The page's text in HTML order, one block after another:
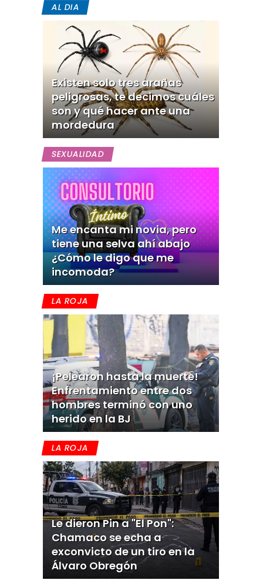
AL DIA
Existen solo tres arañas
peligrosas, te decimos cuáles
son y qué hacer ante una
mordedura
SEXUALIDAD
Me encanta mi novia, pero
tiene una selva ahí abajo
¿Cómo le digo que me
incomoda?
LA ROJA
¡Pelearon hasta la muerte!
Enfrentamiento entre dos
hombres terminó con uno
herido en la BJ
LA ROJA
Le dieron Pin a "El Pon":
Chamaco se echa a
exconvicto de un tiro en la
Álvaro Obregón